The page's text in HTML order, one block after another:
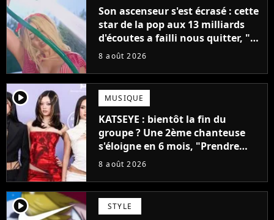
Son ascenseur s'est écrasé : cette
star de la pop aux 13 milliards
d'écoutes a failli nous quitter, "Je
pensais ne plus jamais chanter"
8 août 2026
player2 MUSIQUE
KATSEYE : bientôt la fin du
groupe ? Une 2ème chanteuse
s'éloigne en 6 mois, "Prendre
cette décision n’a pas été facile"
8 août 2026
player2 STYLE